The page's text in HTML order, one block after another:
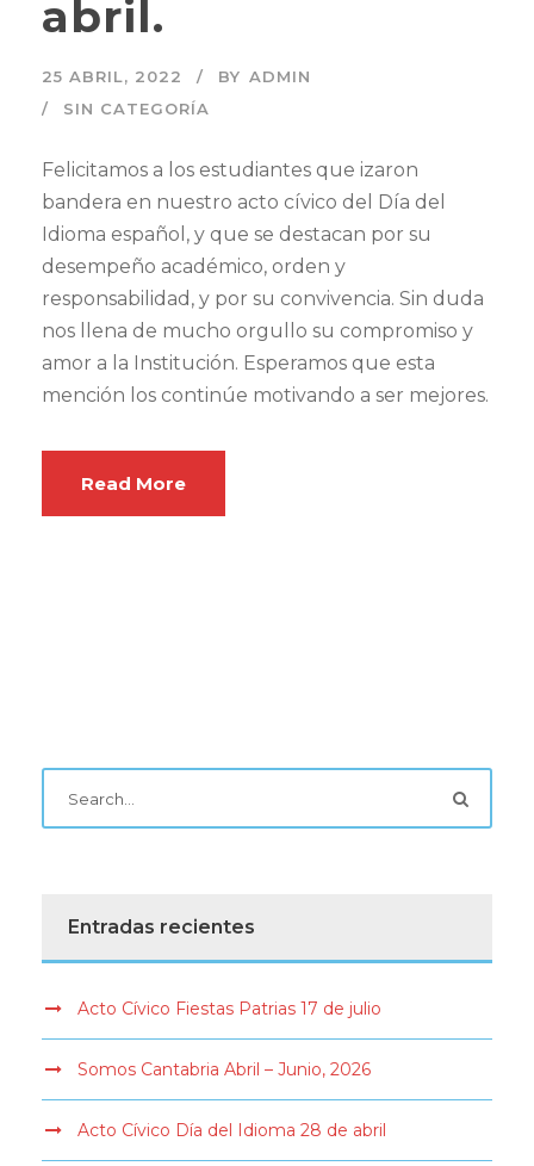
abril.
25 ABRIL, 2022 BY ADMIN
SIN CATEGORÍA
Felicitamos a los estudiantes que izaron
bandera en nuestro acto cívico del Día del
Idioma español, y que se destacan por su
desempeño académico, orden y
responsabilidad, y por su convivencia. Sin duda
nos llena de mucho orgullo su compromiso y
amor a la Institución. Esperamos que esta
mención los continúe motivando a ser mejores.
Read More
Entradas recientes
Acto Cívico Fiestas Patrias 17 de julio
Somos Cantabria Abril – Junio, 2026
Acto Cívico Día del Idioma 28 de abril